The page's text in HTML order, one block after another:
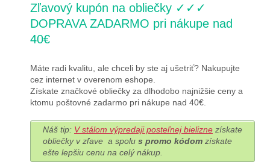
Zľavový kupón na obliečky ✓✓✓
DOPRAVA ZADARMO pri nákupe nad
40€
Máte radi kvalitu, ale chceli by ste aj ušetriť? Nakupujte
cez internet v overenom eshope.
Získate značkové obliečky za dlhodobo najnižšie ceny a
ktomu poštovné zadarmo pri nákupe nad 40€.
Náš tip: V stálom výpredaji posteľnej bielizne získate
obliečky v zľave a spolu s promo kódom získate
ešte lepšiu cenu na celý nákup.